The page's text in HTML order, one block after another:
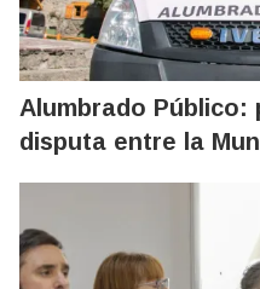
Alumbrado Público:
disputa entre la